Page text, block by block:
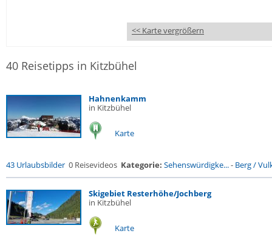
<< Karte vergrößern
40 Reisetipps in Kitzbühel
Hahnenkamm
in Kitzbühel
Karte
43 Urlaubsbilder 0 Reisevideos Kategorie: Sehenswürdigke...- Berg /
Skigebiet Resterhöhe/Jochberg
in Kitzbühel
Karte